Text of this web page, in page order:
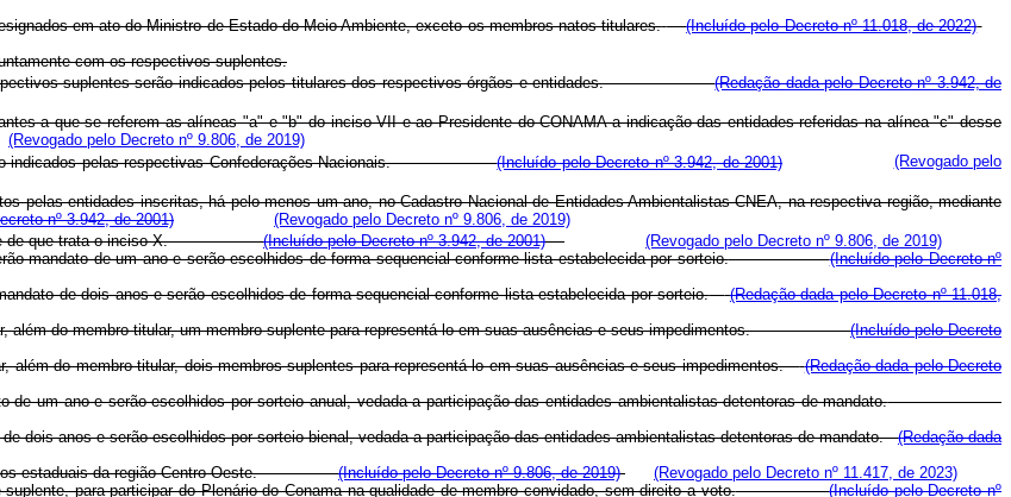
em ato do Ministro de Estado do Meio Ambiente, exceto os membros natos titulares.
(Incluído pelo Decreto nº 11.018, de 2022)
com os respectivos suplentes.
suplentes serão indicados pelos titulares dos respectivos órgãos e entidades.(Redação dada pelo Decreto nº 3.942, de
a que se referem as alíneas "a" e "b" do inciso VII e ao Presidente do CONAMA a indicação das entidades referidas na alínea "c" desse
(Revogado pelo Decreto nº 9.806, de 2019)
serão indicados pelas respectivas Confederações Nacionais.(Incluído pelo Decreto nº 3.942, de 2001)
(Revogado pelo
entidades inscritas, há pelo menos um ano, no Cadastro Nacional de Entidades Ambientalistas-CNEA, na respectiva região, mediante
nº 3.942, de 2001)
(Revogado pelo Decreto nº 9.806, de 2019)
de que trata o inciso X.(Incluído pelo Decreto nº 3.942, de 2001)
(Revogado pelo Decreto nº 9.806, de 2019)
mandato de um ano e serão escolhidos de forma sequencial conforme lista estabelecida por sorteio.
(Incluído pelo Decreto nº
de dois anos e serão escolhidos de forma sequencial conforme lista estabelecida por sorteio.
(Redação dada pelo Decreto nº 11.018,
do membro titular, um membro suplente para representá-lo em suas ausências e seus impedimentos.
(Incluído pelo Decreto
além do membro titular, dois membros suplentes para representá-lo em suas ausências e seus impedimentos. (Redação dada pelo Decreto
de um ano e serão escolhidos por sorteio anual, vedada a participação das entidades ambientalistas detentoras de mandato.
dois anos e serão escolhidos por sorteio bienal, vedada a participação das entidades ambientalistas detentoras de mandato.(Redação dada
estaduais da região Centro-Oeste.
(Incluído pelo Decreto nº 9.806, de 2019)
(Revogado pelo Decreto nº 11.417, de 2023)
para participar do Plenário do Conama na qualidade de membro convidado, sem direito a voto.
(Incluído pelo Decreto nº